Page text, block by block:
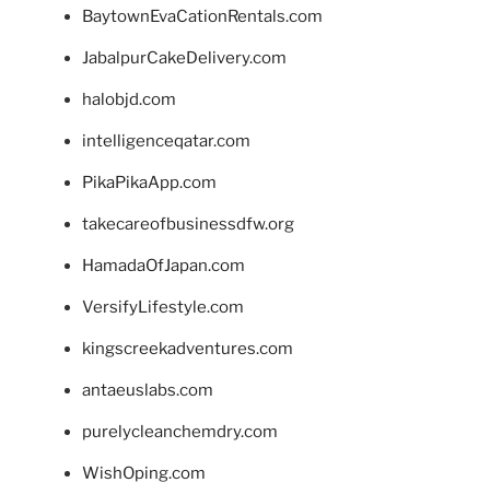
BaytownEvaCationRentals.com
JabalpurCakeDelivery.com
halobjd.com
intelligenceqatar.com
PikaPikaApp.com
takecareofbusinessdfw.org
HamadaOfJapan.com
VersifyLifestyle.com
kingscreekadventures.com
antaeuslabs.com
purelycleanchemdry.com
WishOping.com